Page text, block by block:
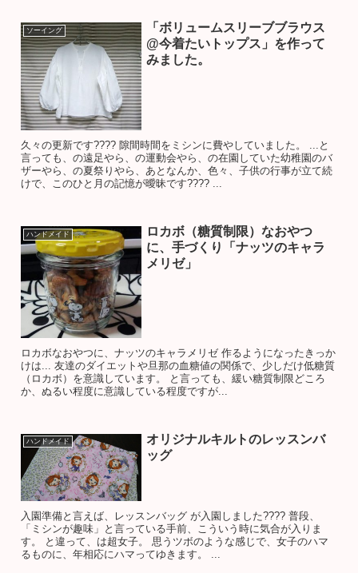
ソーイング
「ボリュームスリーブブラウス
@今着たいトップス」を作って
みました。
久々の更新です???? 隙間時間をミシンに費やしていました。 ...と
言っても、の遠足やら、の運動会やら、の在園していた幼稚園のバ
ザーやら、の夏祭りやら、あとなんか、色々、子供の行事が立て続
けで、このひと月の記憶が曖昧です???? ...
ハンドメイド
ロカボ（糖質制限）なおやつ
に、手づくり「ナッツのキャラ
メリゼ」
ロカボなおやつに、ナッツのキャラメリゼ 作るようになったきっか
けは... 友達のダイエットや旦那の血糖値の関係で、少しだけ低糖質
（ロカボ）を意識しています。 と言っても、緩い糖質制限どころ
か、ぬるい程度に意識している程度ですが...
ハンドメイド
オリジナルキルトのレッスンバ
ッグ
入園準備と言えば、レッスンバッグ が入園しました???? 普段、
「ミシンが趣味」と言っている手前、こういう時に気合が入りま
す。 と違って、は超女子。 思うツボのような感じで、女子のハマ
るものに、年相応にハマってゆきます。 ...